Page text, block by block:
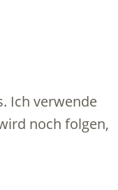
Ich verwende
noch folgen,